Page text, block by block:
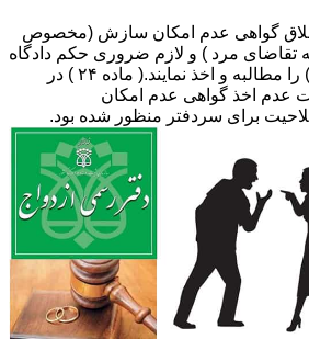
طلاق گواهی عدم امکان سازش (مخصوص
تقاضای مرد ) و لازم ضروری حکم دادگاه
(در طلاق به تقاضای زن ) را مطالبه و اخذ نمایند.( ماده ۲۴ ) در
عدم اخذ گواهی عدم امکان
برای سردفتر منظور شده بود.